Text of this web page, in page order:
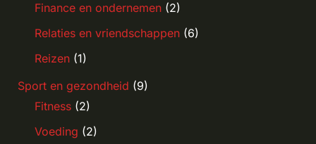
Finance en ondernemen(2)
Relaties en vriendschappen(6)
Reizen(1)
Sport en gezondheid (9)
Fitness(2)
Voeding (2)